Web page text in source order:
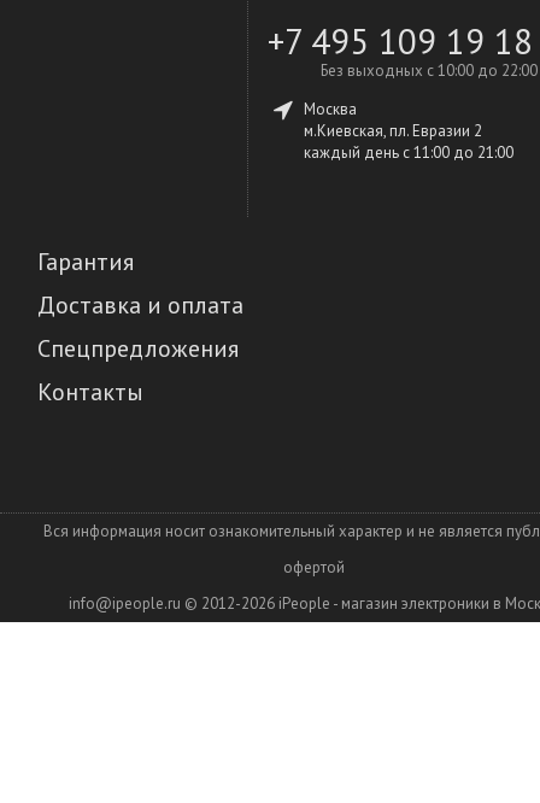
+7 495 109 19 18
Без выходных с 10:00 до 22:00
Москва
м.Киевская, пл. Евразии 2
каждый день c 11:00 до 21:00
Гарантия
Доставка и оплата
Спецпредложения
Контакты
Вся информация носит ознакомительный характер и не является
офертой
info@ipeople.ru © 2012-2026 iPeople - магазин электроники в